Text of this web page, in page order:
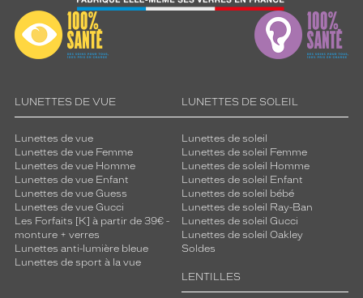
LUNETTES DE VUE
Lunettes de vue
Lunettes de vue Femme
Lunettes de vue Homme
Lunettes de vue Enfant
Lunettes de vue Guess
Lunettes de vue Gucci
Les Forfaits [K] à partir de 39€ -
monture + verres
Lunettes anti-lumière bleue
Lunettes de sport à la vue
LUNETTES DE SOLEIL
Lunettes de soleil
Lunettes de soleil Femme
Lunettes de soleil Homme
Lunettes de soleil Enfant
Lunettes de soleil bébé
Lunettes de soleil Ray-Ban
Lunettes de soleil Gucci
Lunettes de soleil Oakley
Soldes
LENTILLES